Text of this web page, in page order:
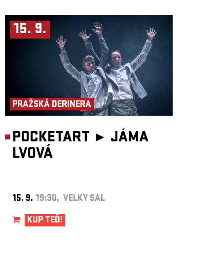
osmasedmdesátiletá odehrává a odzpívává svůj vlastní příběh. Druhý díl
je o primabaleríně Barboře Vašků Kaufmannové a jejím né zcela
dobrovolném konci kariéry a prázdnotě po ní. A třetí díl je věnován
herečce Iris Kristekové, která navzdory transgeneračním traumatům a
extrémní sociální situaci dokázala jít za svým snem a předávat sílu dál.
Cílem projektu je destigmatizace a empatický přístup k těm, kteří zažili
něco podobného, naznačení východisek a drobných osobních vítězství.
Po zkušenosti s Baletkami a předešlými díly Invisible, věřím v to, že
umění má moc léčit. Divák si v něm bezpečně odžívá své vlastní
neregulované psychické obsahy, ať již vědomě či nevědomě,“ říká
Všechny díly Invisible se stále hrají v Paláci Akropolis v produkci
souboru Tantehorse, jenž se dlouhodobě zabývá palčivými tématy,
Scénář: Iris Kristeková, Miřenka Čechová
Koncept a režie: Miřenka Čechová
Hraje: Iris Kristeková
Koprodukce: Palác Akropolis
15. 9.
PRAŽSKÁ DERINERA
POCKETART ► JÁMA
LVOVÁ
15. 9. 19:30, VELKÝ SÁL
KUP TEĎ!